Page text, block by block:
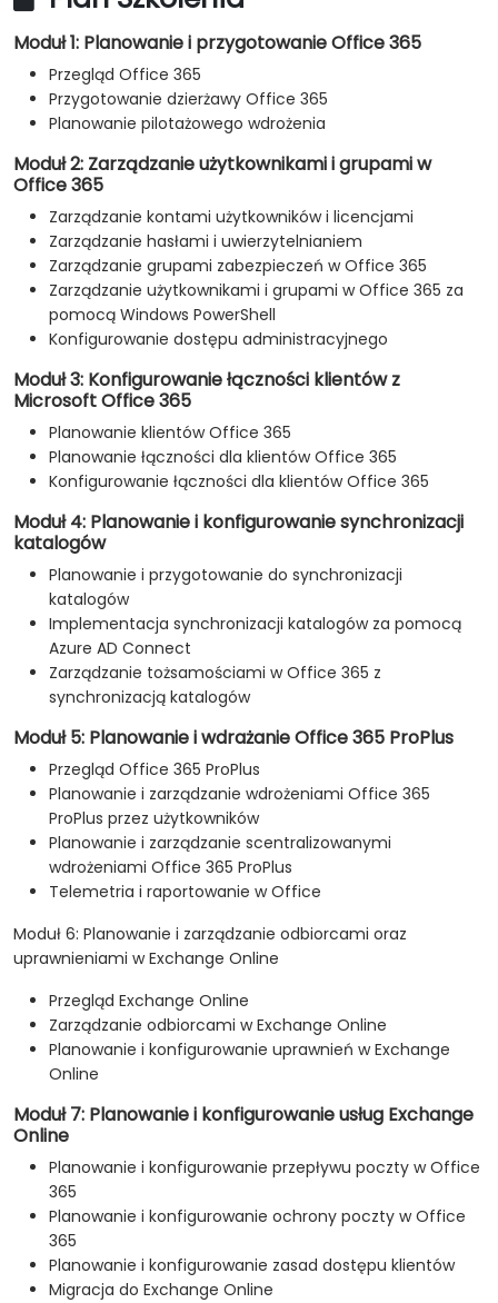
Planować i konfigurować usługi Exchange Online.
Planować i konfigurować Microsoft Teams.
Planować i konfigurować Microsoft SharePoint
Online.
Planować i konfigurować rozwiązania do
współpracy w Office 365.
Planować i konfigurować integrację między Office
365 a Microsoft Azure Information Protection.
Monitorować i przeglądać usługi Office 365 oraz
rozwiązywać problemy związane z Office 365.
Planować i wdrażać federację tożsamości między
lokalnym AD DS a Azure AD.
Moduł 1: Planowanie i przygotowanie Office 365
Przegląd Office 365
Przygotowanie dzierżawy Office 365
Planowanie pilotażowego wdrożenia
Moduł 2: Zarządzanie użytkownikami i grupami w
Office 365
Zarządzanie kontami użytkowników i licencjami
Zarządzanie hasłami i uwierzytelnianiem
Zarządzanie grupami zabezpieczeń w Office 365
Zarządzanie użytkownikami i grupami w Office 365 za
pomocą Windows PowerShell
Konfigurowanie dostępu administracyjnego
Moduł 3: Konfigurowanie łączności klientów z
Microsoft Office 365
Planowanie klientów Office 365
Planowanie łączności dla klientów Office 365
Konfigurowanie łączności dla klientów Office 365
Moduł 4: Planowanie i konfigurowanie synchronizacji
katalogów
Planowanie i przygotowanie do synchronizacji
katalogów
Implementacja synchronizacji katalogów za pomocą
Azure AD Connect
Zarządzanie tożsamościami w Office 365 z
synchronizacją katalogów
Moduł 5: Planowanie i wdrażanie Office 365 ProPlus
Przegląd Office 365 ProPlus
Planowanie i zarządzanie wdrożeniami Office 365
ProPlus przez użytkowników
Planowanie i zarządzanie scentralizowanymi
wdrożeniami Office 365 ProPlus
Telemetria i raportowanie w Office
Moduł 6: Planowanie i zarządzanie odbiorcami oraz
uprawnieniami w Exchange Online
Przegląd Exchange Online
Zarządzanie odbiorcami w Exchange Online
Planowanie i konfigurowanie uprawnień w Exchange
Online
Moduł 7: Planowanie i konfigurowanie usług Exchange
Online
Planowanie i konfigurowanie przepływu poczty w Office
365
Planowanie i konfigurowanie ochrony poczty w Office
365
Planowanie i konfigurowanie zasad dostępu klientów
Migracja do Exchange Online